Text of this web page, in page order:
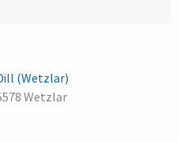
(Wetzlar)
Wetzlar